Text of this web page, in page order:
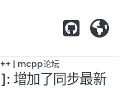
| mcpp论坛
增加了同步最新